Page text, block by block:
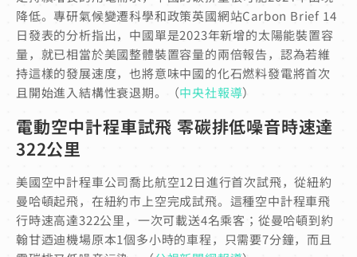
降低。專研氣候變遷科學和政策英國網站Carbon Brief 14
日發表的分析指出，中國單是2023年新增的太陽能裝置容
量，就已相當於美國整體裝置容量的兩倍報告，認為若維
持這樣的發展速度，也將意味中國的化石燃料發電將首次
且開始進入結構性衰退期。（中央社報導）
電動空中計程車試飛 零碳排低噪音時速達
322公里
美國空中計程車公司喬比航空12日進行首次試飛，從紐約
曼哈頓起飛，在紐約市上空完成試飛。這種空中計程車飛
行時速高達322公里，一次可載送4名乘客；從曼哈頓到約
翰甘迺迪機場原本1個多小時的車程，只需要7分鐘，而且